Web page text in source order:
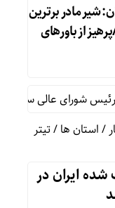
مادر برترین
از باورهای
عالی سیاسی یمن
/استان ها/تیتر
شده ایران در